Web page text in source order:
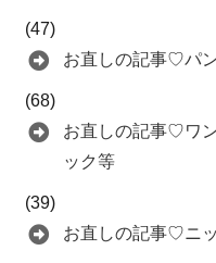
(47)
お直しの記事♡パ
(68)
お直しの記事♡ワ
ック等
(39)
お直しの記事♡ニ